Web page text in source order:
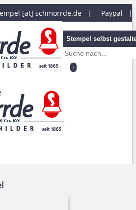
[at] schmorrde.de | Paypal
Stempel selbst
0